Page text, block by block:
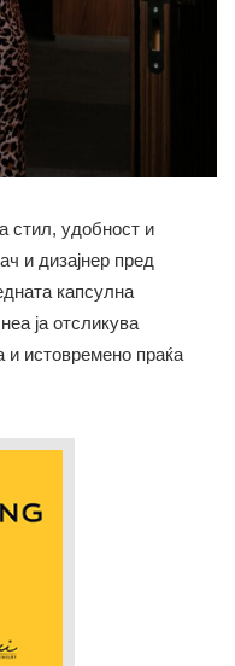
стил, удобност и
и дизајнер пред
капсулна
ја отсликува
и истовремено праќа